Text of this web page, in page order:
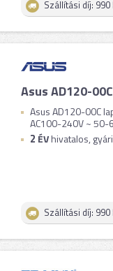
Szállítási díj:
Asus AD120-
Asus AD120-00C
AC100-240V ~ 50-
2 ÉVhivatalos,
Szállítási díj: